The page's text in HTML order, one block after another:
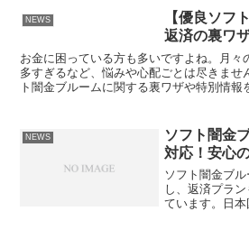
ト闇金は資金
ト闇金...
NEWS
【優良ソフ
返済の裏ワ
お金に困っている方も多いですよね。月々
多すぎるなど、悩みや心配ごとは尽きませ
ト闇金ブルームに関する裏ワザや特別情報
NEWS
ソフト闇金
対応！安心
ソフト闇金ブ
し、返済プラ
ています。日